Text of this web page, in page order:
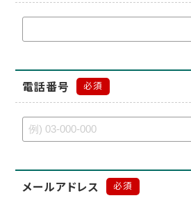
電話番号 必須
メールアドレス 必須